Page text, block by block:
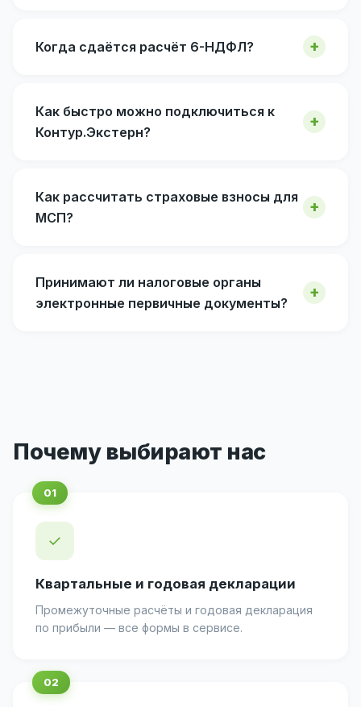
Когда сдаётся расчёт 6-НДФЛ?
Как быстро можно подключиться к
Контур.Экстерн?
Как рассчитать страховые взносы для
МСП?
Принимают ли налоговые органы
электронные первичные документы?
Почему выбирают нас
✓
Квартальные и годовая декларации
Промежуточные расчёты и годовая декларация
по прибыли — все формы в сервисе.